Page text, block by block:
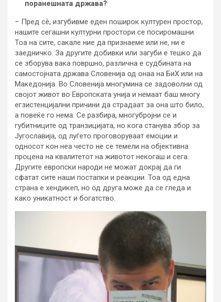
поранешната држава?
– Пред сѐ, изгубивме еден поширок културен простор,
нашите сегашни културни простори се посиромашни.
Тоа на сите, сакале ние да признаеме или не, ни е
заедничко. За другите добивки или загуби е тешко да
се зборува вака површно, различна е судбината на
самостојната држава Словенија од онаа на БиХ или на
Македонија. Во Словенија многумина се задоволни од
својот живот во Европската унија и немаат баш многу
егзистенцијални причини да страдаат за она што било,
а повеќе го нема. Се разбира, многубројни се и
губитниците од транзицијата, но кога станува збор за
Југославија, од луѓето проговоруваат емоции и
односот кон неа често не се темели на објективна
процена на квалитетот на животот некогаш и сега.
Другите европски народи не можат докрај да ги
сфатат сите наши постапки и реакции. Тоа од една
страна е хендикеп, но од друга може да се гледа и
како уникатност и богатство.